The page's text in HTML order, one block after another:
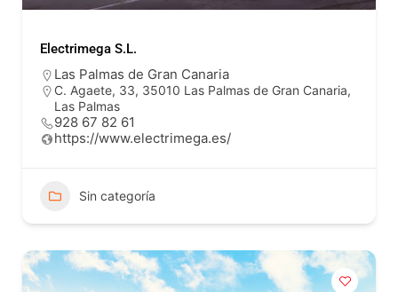
Electrimega S.L.
Las Palmas de Gran Canaria
C. Agaete, 33, 35010 Las Palmas de Gran Canaria,
Las Palmas
928 67 82 61
https://www.electrimega.es/
Sin categoría